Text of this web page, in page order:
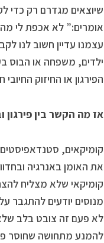
שיוצאים מגדרם רק כדי
אומרים:” לא אכפת לי מה
עצמנו עדיין חשוב לנו
ילדים, משפחה או הבוס
הפירגון או החיזוק
אז מה הקשר בין פירגון
קומיקאים,
את האומן באנרגיה
קומיקאי שלא מצליח
מנוסים יודעים להתגבר
לא פעם זה צובט בלב
להמנע מתחושה שחוסר